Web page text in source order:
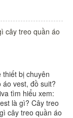
cây treo quần áo
thiết bị chuyên
áo vest, đồ suit?
tìm hiểu xem:
là gì? Cây treo
cây treo quần áo